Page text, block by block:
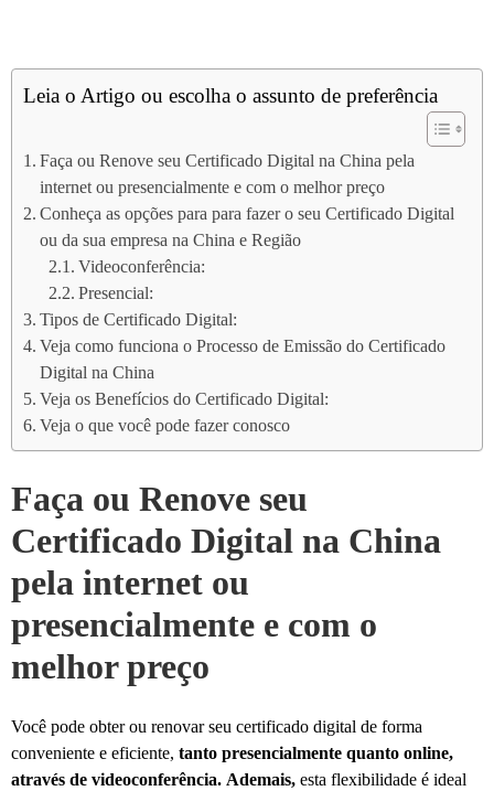
Leia o Artigo ou escolha o assunto de preferência
Faça ou Renove seu Certificado Digital na China pela
internet ou presencialmente e com o melhor preço
Conheça as opções para para fazer o seu Certificado Digital
ou da sua empresa na China e Região
Videoconferência:
Presencial:
Tipos de Certificado Digital:
Veja como funciona o Processo de Emissão do Certificado
Digital na China
Veja os Benefícios do Certificado Digital:
Veja o que você pode fazer conosco
Faça ou Renove seu
Certificado Digital na China
pela internet ou
presencialmente e com o
melhor preço
Você pode obter ou renovar seu certificado digital de forma
conveniente e eficiente, tanto presencialmente quanto online,
através de videoconferência. Ademais, esta flexibilidade é ideal